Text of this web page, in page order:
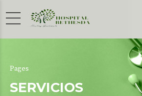
Pages
SERVICIOS